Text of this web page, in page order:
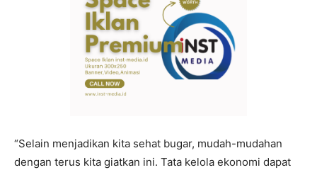
“Selain menjadikan kita sehat bugar, mudah-mudahan
dengan terus kita giatkan ini. Tata kelola ekonomi dapat